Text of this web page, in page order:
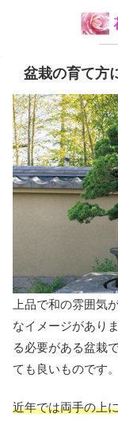
盆栽の育て方
上品で和の雰囲気
なイメージがあり
る必要がある盆栽
ても良いものです。
近年では両手の上